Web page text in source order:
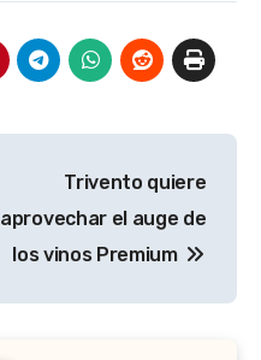
Trivento quiere
aprovechar el auge de
los vinos Premium